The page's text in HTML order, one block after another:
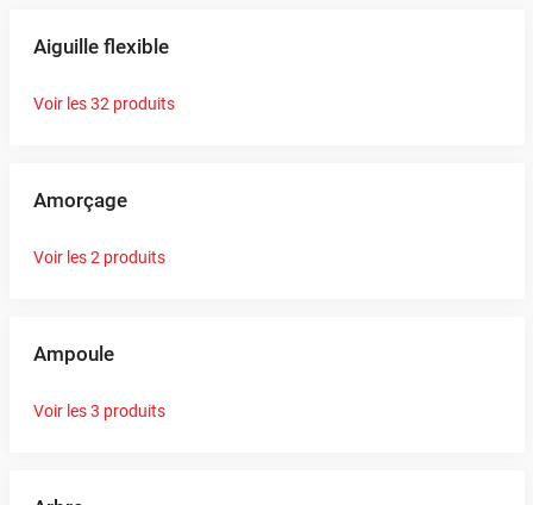
Aiguille flexible
Voir les 32 produits
Amorçage
Voir les 2 produits
Ampoule
Voir les 3 produits